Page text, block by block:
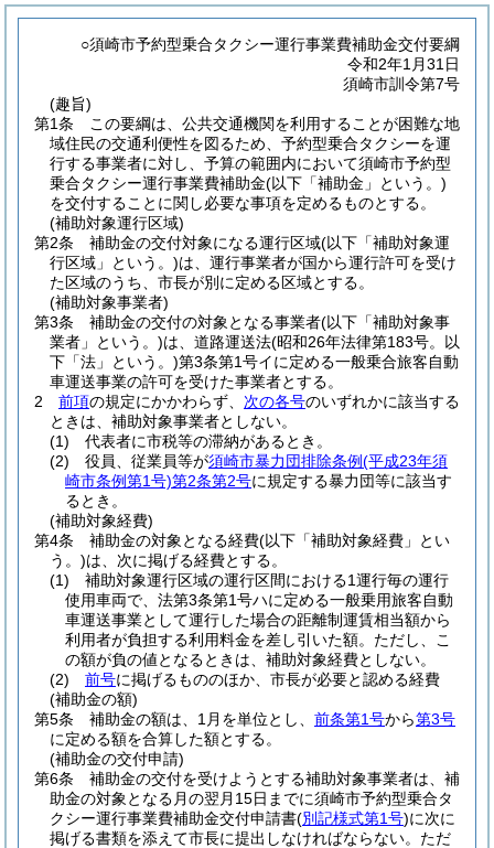
○須崎市予約型乗合タクシー運行事業費補助金交付要綱
令和2年1月31日
須崎市訓令第7号
(趣旨)
第1条
この要綱は、公共交通機関を利用することが困難な地
域住民の交通利便性を図るため、予約型乗合タクシーを運
行する事業者に対し、予算の範囲内において須崎市予約型
乗合タクシー運行事業費補助金(以下「補助金」という。)
を交付することに関し必要な事項を定めるものとする。
(補助対象運行区域)
第2条
補助金の交付対象になる運行区域(以下「補助対象運
行区域」という。)は、運行事業者が国から運行許可を受け
た区域のうち、市長が別に定める区域とする。
(補助対象事業者)
第3条
補助金の交付の対象となる事業者(以下「補助対象事
業者」という。)は、道路運送法(昭和26年法律第183号。以
下「法」という。)第3条第1号イに定める一般乗合旅客自動
車運送事業の許可を受けた事業者とする。
2
前項の規定にかかわらず、 次の各号のいずれかに該当する
ときは、補助対象事業者としない。
(1)
代表者に市税等の滞納があるとき。
(2)
役員、従業員等が須崎市暴力団排除条例(平成23年須
崎市条例第1号)第2条第2号に規定する暴力団等に該当す
るとき。
(補助対象経費)
第4条
補助金の対象となる経費(以下「補助対象経費」とい
う。)は、次に掲げる経費とする。
(1)
補助対象運行区域の運行区間における1運行毎の運行
使用車両で、法第3条第1号ハに定める一般乗用旅客自動
車運送事業として運行した場合の距離制運賃相当額から
利用者が負担する利用料金を差し引いた額。 ただし、こ
の額が負の値となるときは、補助対象経費としない。
(2)
前号に掲げるもののほか、市長が必要と認める経費
(補助金の額)
第5条
補助金の額は、1月を単位とし、 前条第1号から第3号
に定める額を合算した額とする。
(補助金の交付申請)
第6条
補助金の交付を受けようとする補助対象事業者は、補
助金の対象となる月の翌月15日までに須崎市予約型乗合タ
クシー運行事業費補助金交付申請書(別記様式第1号)に次に
掲げる書類を添えて市長に提出しなければならない。 ただ